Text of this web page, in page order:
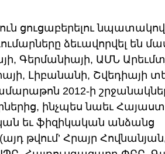
ցուցաբերելու
ձեւավորվել են
Գերմանիայի, ԱՄՆ
Լիբանանի, Շվեդիայի
2012-ի
ինչպես նաեւ
եւ ֆիզիկական անձանց
թվում’ Հրայր